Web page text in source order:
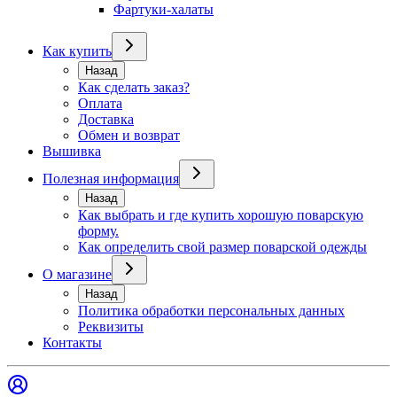
Фартуки-халаты
Как купить
Назад
Как сделать заказ?
Оплата
Доставка
Обмен и возврат
Вышивка
Полезная информация
Назад
Как выбрать и где купить хорошую поварскую
форму.
Как определить свой размер поварской одежды
О магазине
Назад
Политика обработки персональных данных
Реквизиты
Контакты